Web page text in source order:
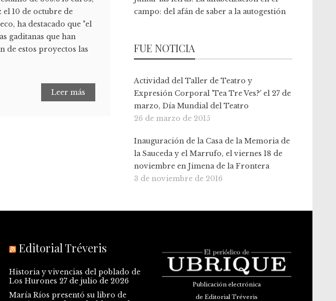
10 de octubre de
ha destacado que "el
gaditanas que han
de estos proyectos las
Leer más
campo: del afán de saber a la autogestión
FUE NOTICIA
Actividad del Taller de Teatro y
Expresión Corporal 'Tea Tre Ves?' el 27 de
marzo, Día Mundial del Teatro
26 de marzo de 2015
Inauguración de la Casa de la Memoria de
la Sauceda y el Marrufo, el viernes 18 de
noviembre en Jimena de la Frontera
3 de noviembre de 2016
Editorial Tréveris
Historia y vivencias del poblado de
Los Hurones 27 de julio de 2026
María Ríos presentó su libro de
Publicación electrónica
de Editorial Tréveris